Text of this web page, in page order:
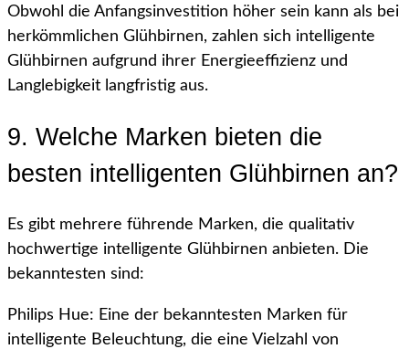
Obwohl die Anfangsinvestition höher sein kann als bei
herkömmlichen Glühbirnen, zahlen sich intelligente
Glühbirnen aufgrund ihrer Energieeffizienz und
Langlebigkeit langfristig aus.
9. Welche Marken bieten die
besten intelligenten Glühbirnen an?
Es gibt mehrere führende Marken, die qualitativ
hochwertige intelligente Glühbirnen anbieten. Die
bekanntesten sind:
Philips Hue: Eine der bekanntesten Marken für
intelligente Beleuchtung, die eine Vielzahl von